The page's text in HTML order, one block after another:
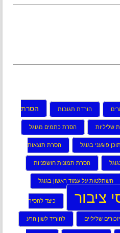
הורדת תגובות הסרת
שליליות הסרת כתמים מגוגל
פוגעני בגוגל הסרת תוצאות
הסרת תמונות חושפניות
השתלטות על עמוד ראשון בגוגל
ציבור כיצד להסיר
שליליים להוריד לשון הרע